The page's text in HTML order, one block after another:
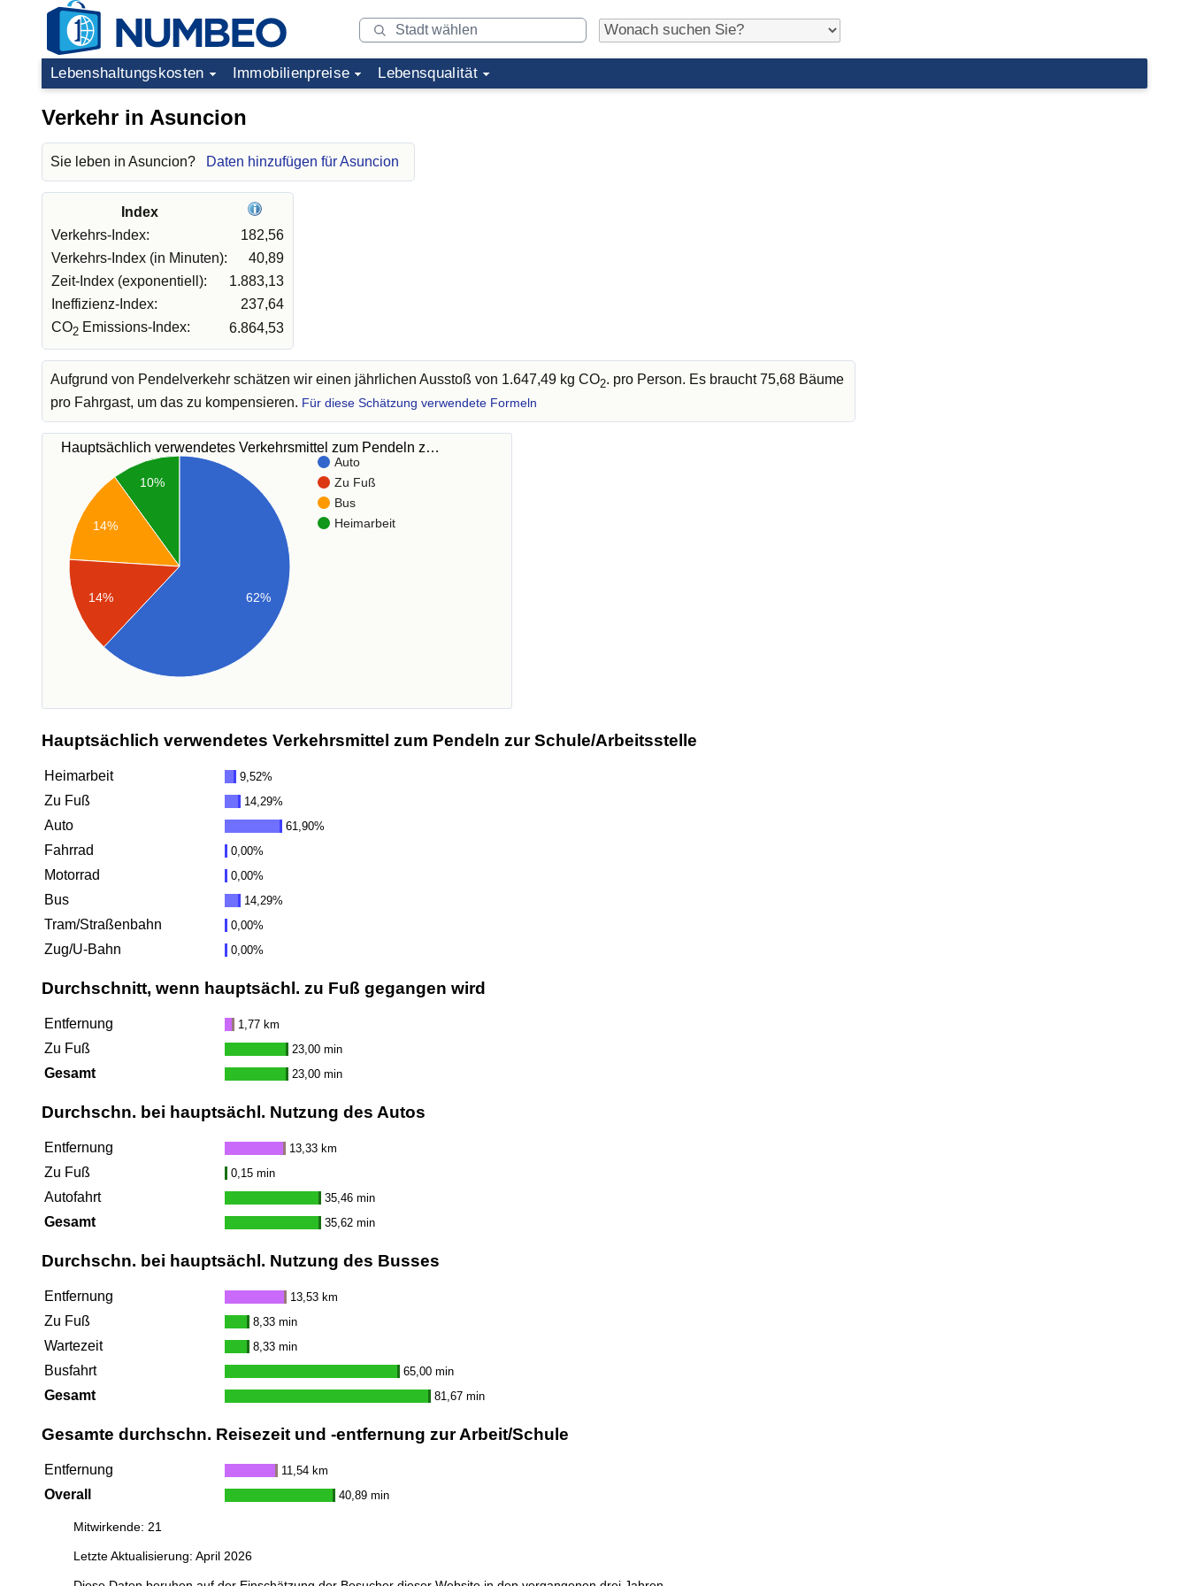
Lebenshaltungskosten Immobilienpreise Lebensqualität
Verkehr in Asuncion
Sie leben in Asuncion? Daten hinzufügen für Asuncion
Index
Verkehrs-Index:
182,56
Verkehrs-Index (in Minuten):
40,89
Zeit-Index (exponentiell):
1.883,13
Ineffizienz-Index:
237,64
CO2 Emissions-Index: 6.864,53
Aufgrund von Pendelverkehr schätzen wir einen jährlichen Ausstoß von 1.647,49 kg CO2. pro Person. Es braucht 75,68 Bäume
pro Fahrgast, um das zu kompensieren. Für diese Schätzung verwendete Formeln
Hauptsächlich verwendetes Verkehrsmittel zum Pendeln z…
Auto
Zu Fuß
Bus
Heimarbeit
10%
14%
14% 62%
Hauptsächlich verwendetes Verkehrsmittel zum Pendeln zur Schule/Arbeitsstelle
Heimarbeit 9,52%
Zu Fuß 14,29%
Auto 61,90%
Fahrrad 0,00%
Motorrad 0,00%
Bus 14,29%
Tram/Straßenbahn 0,00%
Zug/U-Bahn 0,00%
Durchschnitt, wenn hauptsächl. zu Fuß gegangen wird
Entfernung 1,77 km
Zu Fuß 23,00 min
Gesamt 23,00 min
Durchschn. bei hauptsächl. Nutzung des Autos
Entfernung 13,33 km
Zu Fuß 0,15 min
Autofahrt 35,46 min
Gesamt 35,62 min
Durchschn. bei hauptsächl. Nutzung des Busses
Entfernung 13,53 km
Zu Fuß 8,33 min
Wartezeit 8,33 min
Busfahrt 65,00 min
Gesamt 81,67 min
Gesamte durchschn. Reisezeit und -entfernung zur Arbeit/Schule
Entfernung 11,54 km
Overall 40,89 min
Mitwirkende: 21
Letzte Aktualisierung: April 2026